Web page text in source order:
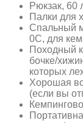
Рюкзак, 60
Палки для
Спальный
0C, для
Походный
бочке/
которых
Хорошая
(если вы